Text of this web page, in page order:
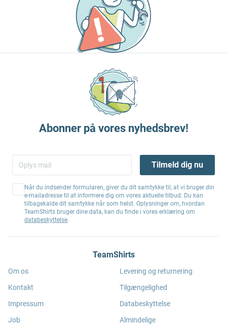
Abonner på vores nyhedsbrev!
Tilmeld dig nu
Når du indsender formularen, giver du dit samtykke til, at vi bruger din
e-mailadresse til at informere dig om vores aktuelle tilbud. Du kan
tilbagekalde dit samtykke når som helst. Oplysninger om, hvordan
TeamShirts bruger dine data, kan du finde i vores erklæring om
databeskyttelse.
TeamShirts
Om os
Kontakt
Impressum
Job
Levering og returnering
Tilgængelighed
Databeskyttelse
Almindelige